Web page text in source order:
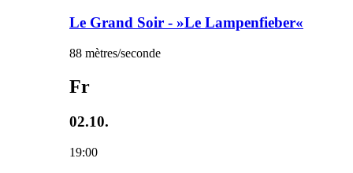
Le Grand Soir - »Le Lampenfieber«
88 mètres/seconde
Fr
02.10.
19:00